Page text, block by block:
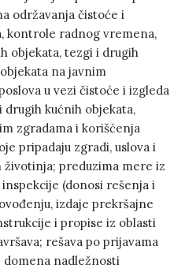
održavanja čistoće i
kontrole radnog vremena,
objekata, tezgi i drugih
na javnim
u vezi čistoće i izgleda
drugih kućnih objekata,
zgradama i korišćenja
pripadaju zgradi, uslova i
životinja; preduzima mere iz
(donosi rešenja i
izdaje prekršajne
i propise iz oblasti
rešava po prijavama
domena nadležnosti